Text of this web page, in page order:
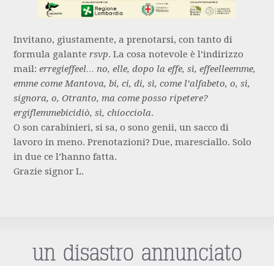
Invitano, giustamente, a prenotarsi, con tanto di
formula galantersvp. La cosa notevole è l’indirizzo
mail:erregieffeel… no, elle, dopo la effe, sì, effeelleemme,
emme come Mantova, bi, ci, di, sì, come l’alfabeto, o, sì,
signora, o, Otranto, ma come posso ripetere?
ergiflemmebicidiò, sì, chiocciola.
O son carabinieri, si sa, o sono genii, un sacco di
lavoro in meno. Prenotazioni? Due, maresciallo. Solo
in due ce l’hanno fatta.
Grazie signor L.
un disastro annunciato